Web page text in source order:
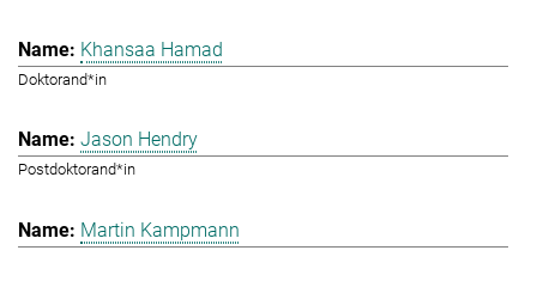
Khansaa Hamad
Doktorand*in
Jason Hendry
Postdoktorand*in
Martin Kampmann